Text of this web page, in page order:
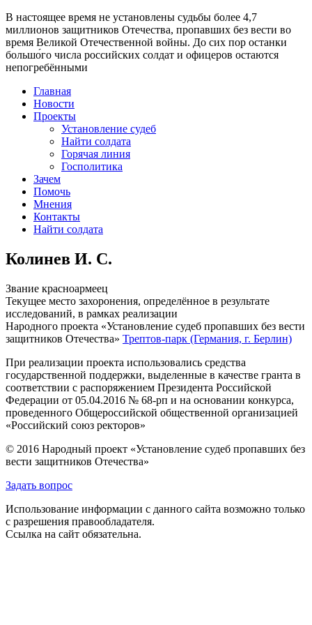
В настоящее время не установлены судьбы более 4,7
миллионов защитников Отечества, пропавших без вести во
время Великой Отечественной войны. До сих пор останки
большо́го числа российских солдат и офицеров остаются
непогребёнными
Главная
Новости
Проекты
Установление судеб
Найти солдата
Горячая линия
Госполитика
Зачем
Помочь
Мнения
Контакты
Найти солдата
Колинев И. С.
Звание красноармеец
Текущее место захоронения, определённое в результате
исследований, в рамках реализации
Народного проекта «Установление судеб пропавших без вести
защитников Отечества» Трептов-парк (Германия, г. Берлин)
При реализации проекта использовались средства
государственной поддержки, выделенные в качестве гранта в
соответствии с распоряжением Президента Российской
Федерации от 05.04.2016 № 68-рп и на основании конкурса,
проведенного Общероссийской общественной организацией
«Российский союз ректоров»
© 2016 Народный проект «Установление судеб пропавших без
вести защитников Отечества»
Задать вопрос
Использование информации с данного сайта возможно только
с разрешения правообладателя.
Ссылка на сайт обязательна.